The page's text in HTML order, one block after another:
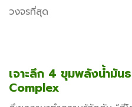
วงจรที่สุด
เจาะลึก 4 ขุมพลังน้ำมัน
Complex